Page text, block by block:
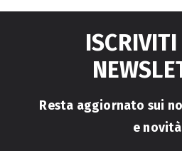
Resta aggiornato sui
e